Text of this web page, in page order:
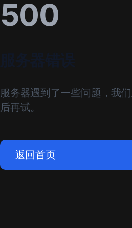
500
服务器遇到了一些问题，我
后再试。
返回首页